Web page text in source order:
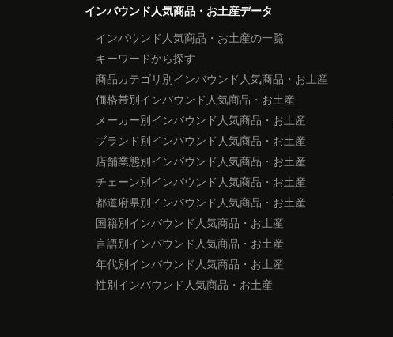
インバウンド人気商品・お土産データ
インバウンド人気商品・お土産の一覧
キーワードから探す
商品カテゴリ別インバウンド人気商品・お土産
価格帯別インバウンド人気商品・お土産
メーカー別インバウンド人気商品・お土産
ブランド別インバウンド人気商品・お土産
店舗業態別インバウンド人気商品・お土産
チェーン別インバウンド人気商品・お土産
都道府県別インバウンド人気商品・お土産
国籍別インバウンド人気商品・お土産
言語別インバウンド人気商品・お土産
年代別インバウンド人気商品・お土産
性別インバウンド人気商品・お土産